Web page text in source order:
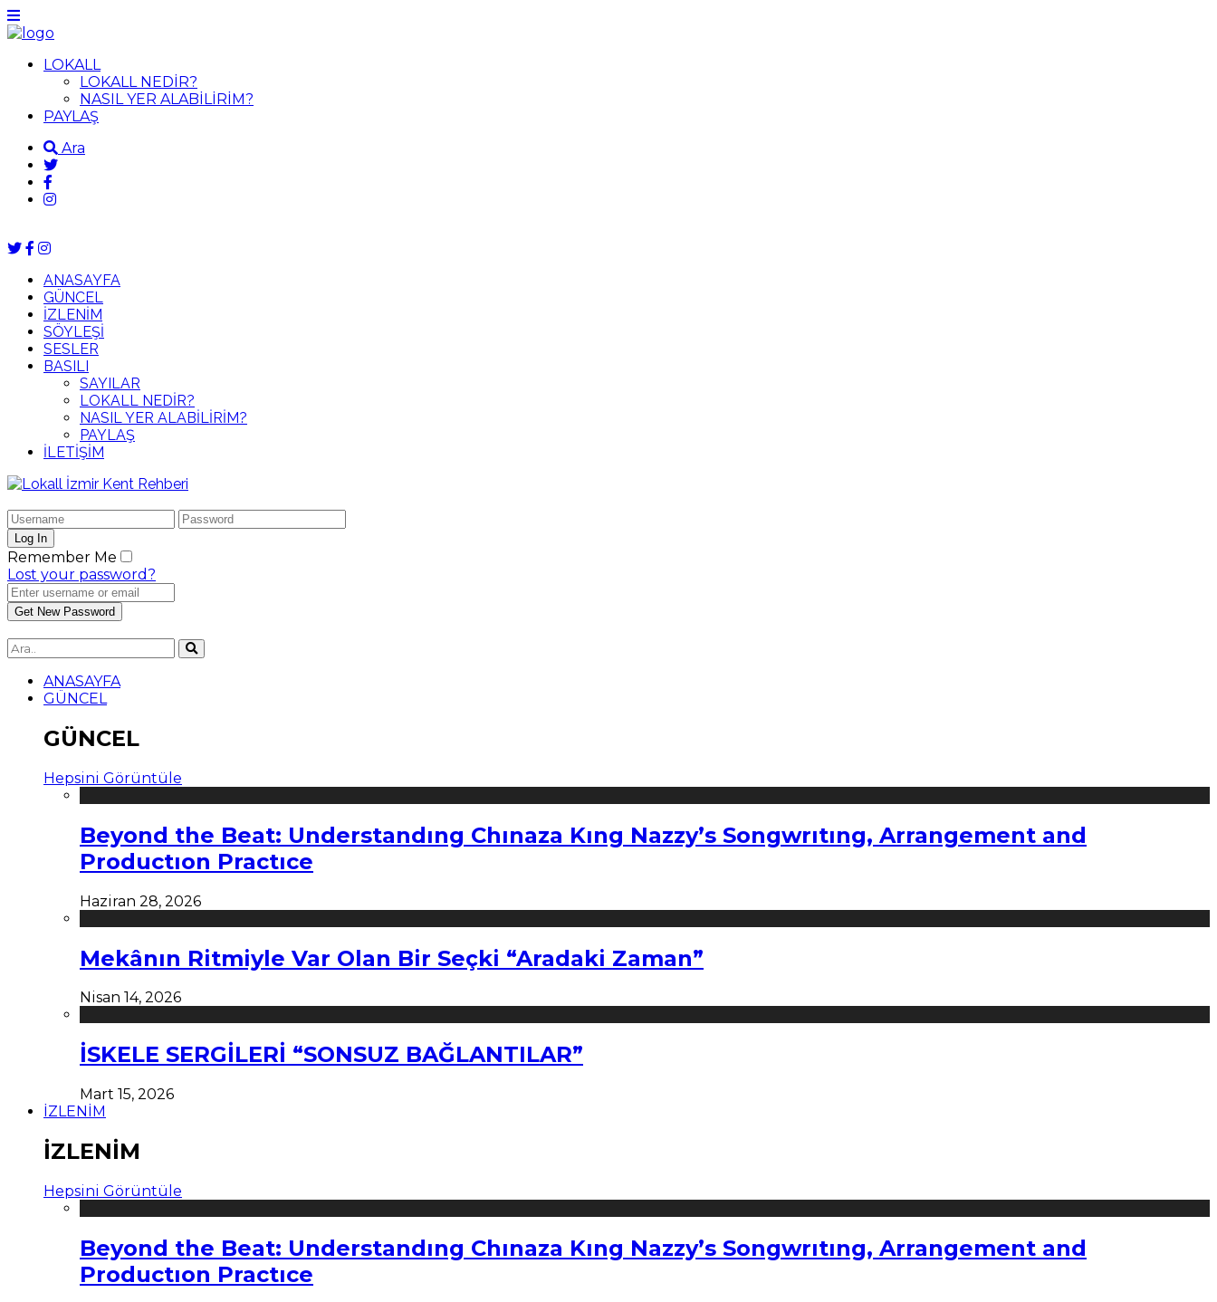
LOKALL
LOKALL NEDİR?
NASIL YER ALABİLİRİM?
PAYLAŞ
Ara
ANASAYFA
GÜNCEL
İZLENİM
SÖYLEŞİ
SESLER
BASILI
SAYILAR
LOKALL NEDİR?
NASIL YER ALABİLİRİM?
PAYLAŞ
İLETİŞİM
Remember Me
Lost your password?
ANASAYFA
GÜNCEL
GÜNCEL
Hepsini Görüntüle
Beyond the Beat: Understandıng Chınaza Kıng Nazzy’s Songwrıtıng, Arrangement and
Productıon Practıce
Haziran 28, 2026
Mekânın Ritmiyle Var Olan Bir Seçki “Aradaki Zaman”
Nisan 14, 2026
İSKELE SERGİLERİ “SONSUZ BAĞLANTILAR”
Mart 15, 2026
İZLENİM
İZLENİM
Hepsini Görüntüle
Beyond the Beat: Understandıng Chınaza Kıng Nazzy’s Songwrıtıng, Arrangement and
Productıon Practıce